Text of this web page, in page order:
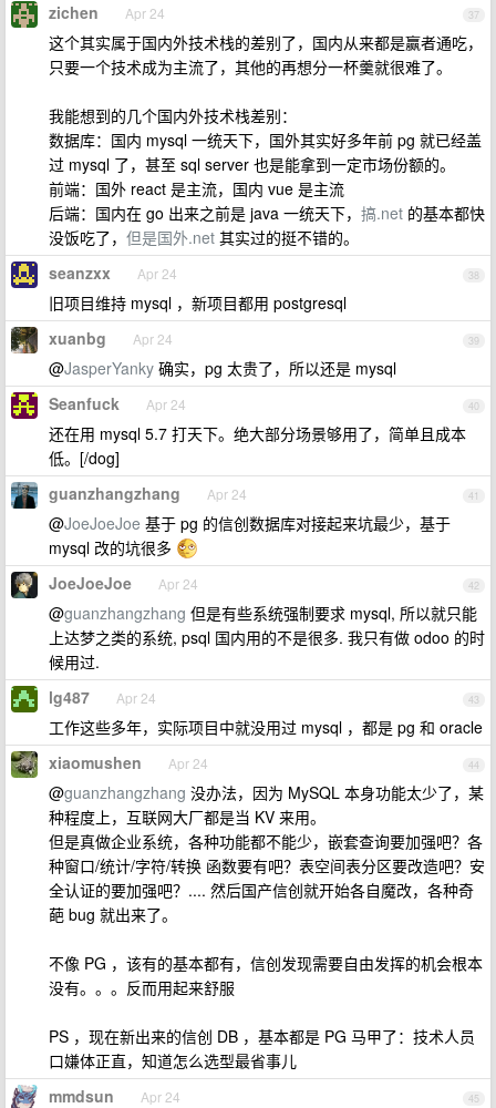
37
zichen Apr 24
这个其实属于国内外技术栈的差别了，国内从来都是赢者通吃，
只要一个技术成为主流了，其他的再想分一杯羹就很难了。
我能想到的几个国内外技术栈差别：
数据库：国内 mysql 一统天下，国外其实好多年前 pg 就已经盖
过 mysql 了，甚至 sql server 也是能拿到一定市场份额的。
前端：国外 react 是主流，国内 vue 是主流
后端：国内在 go 出来之前是 java 一统天下， 搞.net 的基本都快
没饭吃了， 但是国外.net 其实过的挺不错的。
38
seanzxx Apr 24
旧项目维持 mysql ，新项目都用 postgresql
39
xuanbg Apr 24
@JasperYanky 确实，pg 太贵了，所以还是 mysql
40
Seanfuck Apr 24
还在用 mysql 5.7 打天下。绝大部分场景够用了，简单且成本
低。[/dog]
41
guanzhangzhang Apr 24
@JoeJoeJoe 基于 pg 的信创数据库对接起来坑最少，基于
mysql 改的坑很多
42
JoeJoeJoe Apr 24
@guanzhangzhang 但是有些系统强制要求 mysql, 所以就只能
上达梦之类的系统, psql 国内用的不是很多. 我只有做 odoo 的时
候用过.
43
lg487 Apr 24
工作这些多年，实际项目中就没用过 mysql ，都是 pg 和 oracle
44
xiaomushen Apr 24
@guanzhangzhang 没办法，因为 MySQL 本身功能太少了，某
种程度上，互联网大厂都是当 KV 来用。
但是真做企业系统，各种功能都不能少，嵌套查询要加强吧？各
种窗口/统计/字符/转换 函数要有吧？表空间表分区要改造吧？安
全认证的要加强吧？.... 然后国产信创就开始各自魔改，各种奇
葩 bug 就出来了。
不像 PG ，该有的基本都有，信创发现需要自由发挥的机会根本
没有。。。反而用起来舒服
PS ，现在新出来的信创 DB ，基本都是 PG 马甲了：技术人员
口嫌体正直，知道怎么选型最省事儿
45
mmdsun Apr 24